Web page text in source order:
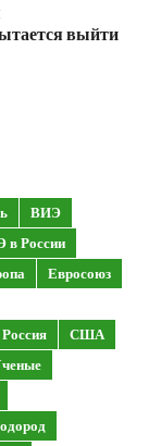
выйти
ВИЭ
в России
Евросоюз
Россия
США